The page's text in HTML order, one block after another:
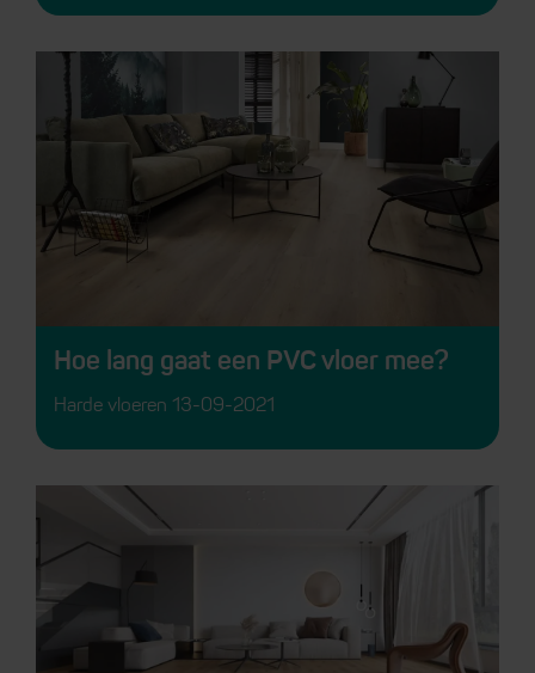
Hoe lang gaat een PVC vloer mee?
Harde vloeren 13-09-2021